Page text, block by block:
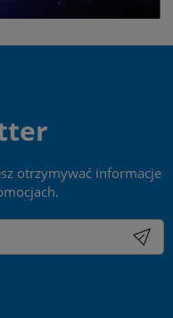
otrzymywać informacje